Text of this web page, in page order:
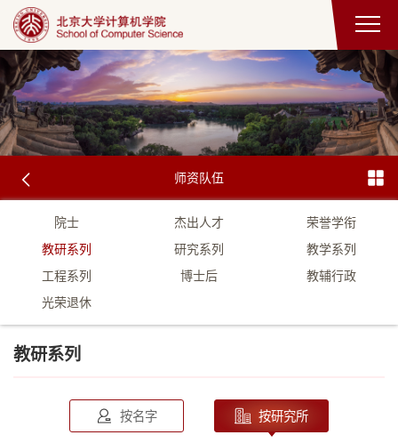
师资队伍
院士 杰出人才
荣誉学衔
教研系列
研究系列
教学系列
工程系列
博士后
教辅行政
光荣退休
教研系列
按名字 按研究所